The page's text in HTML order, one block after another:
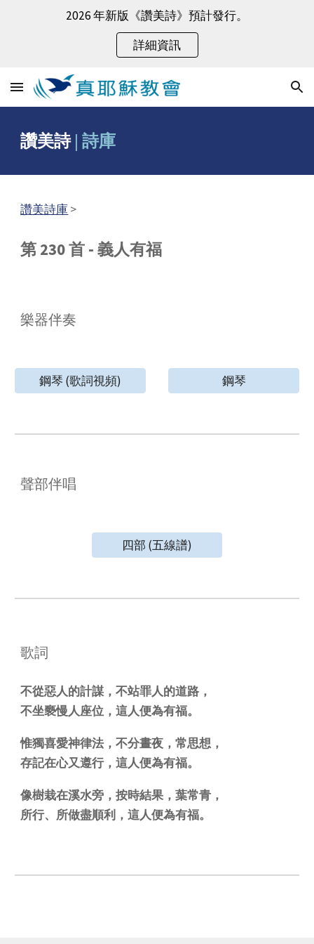
Skip to navigation
2026 年新版《讚美詩》預計發行。
詳細資訊
讚美詩|詩庫
讚美詩庫>
第 230 首 - 義人有福
樂器伴奏
鋼琴 (歌詞視頻) 鋼琴
聲部伴唱
四部 (五線譜)
歌詞
不從惡人的計謀，不站罪人的道路，
不坐褻慢人座位，這人便為有福。
惟獨喜愛神律法，不分晝夜，常思想，
存記在心又遵行，這人便為有福。
像樹栽在溪水旁，按時結果，葉常青，
所行、所做盡順利，這人便為有福。